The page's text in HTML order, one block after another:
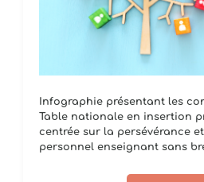
Infographie présentant les
Table nationale en insertion
centrée sur la persévérance
personnel enseignant sans